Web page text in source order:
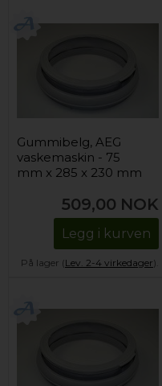
Gummibelg, AEG
vaskemaskin - 75
mm x 285 x 230 mm
509,00 NOK
Legg i kurven
På lager (Lev. 2-4 virkedager).